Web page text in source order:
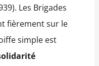
Les Brigades
fièrement sur le
simple est